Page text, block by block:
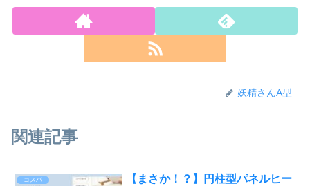
妖精さんA型
関連記事
コスパ
【まさか！？】円柱型パネルヒー